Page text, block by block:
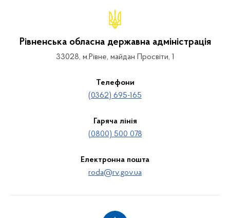
Рівненська обласна державна адміністрація
33028, м.Рівне, майдан Просвіти, 1
Телефони
(0362) 695-165
Гаряча лінія
(0800) 500 078
Електронна пошта
roda@rv.gov.ua